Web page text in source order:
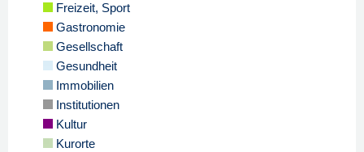
Freizeit, Sport
Gastronomie
Gesellschaft
Gesundheit
Immobilien
Institutionen
Kultur
Kurorte